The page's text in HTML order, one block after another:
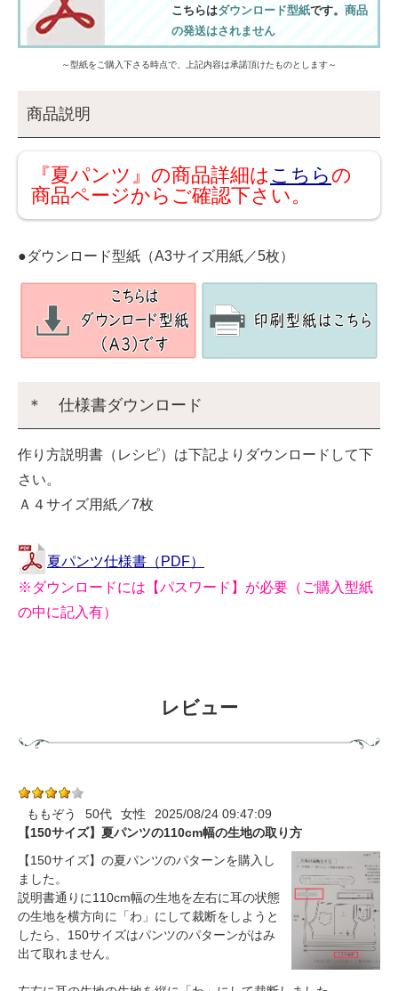
こちらはダウンロード型紙です。 商品
の発送はされません
～型紙をご購入下さる時点で、上記内容は承諾頂けたものとします～
商品説明
『夏パンツ』の商品詳細は こちらの
商品ページからご確認下さい。
●ダウンロード型紙（A3サイズ用紙／5枚）
＊ 仕様書ダウンロード
作り方説明書（レシピ）は下記よりダウンロードして下
さい。
Ａ４サイズ用紙／7枚
夏パンツ仕様書（PDF）
※ダウンロードには【パスワード】が必要（ご購入型紙
の中に記入有）
レビュー
ももぞう 50代 女性
2025/08/24 09:47:09
【150サイズ】夏パンツの110cm幅の生地の取り方
【150サイズ】の夏パンツのパターンを購入し
ました。
説明書通りに110cm幅の生地を左右に耳の状態
の生地を横方向に「わ」にして裁断をしようと
したら、150サイズはパンツのパターンがはみ
出て取れません。